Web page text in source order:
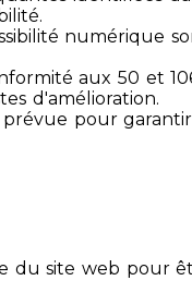
numérique
aux 50 et
d'amélioration.
pour
du site web pour